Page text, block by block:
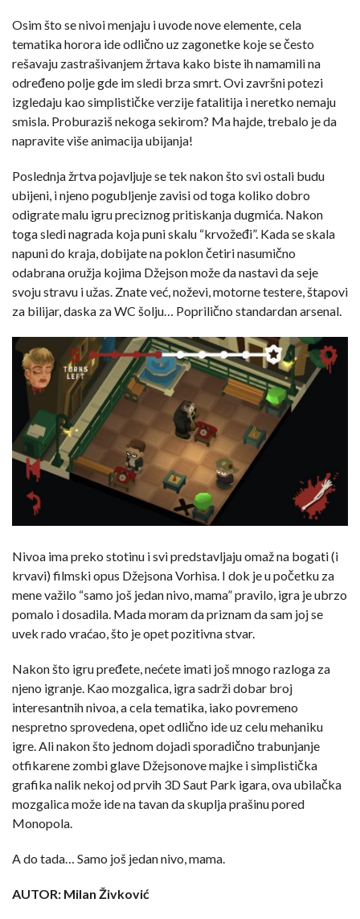
Osim što se nivoi menjaju i uvode nove elemente, cela
tematika horora ide odlično uz zagonetke koje se često
rešavaju zastrašivanjem žrtava kako biste ih namamili na
određeno polje gde im sledi brza smrt. Ovi završni potezi
izgledaju kao simplističke verzije fatalitija i neretko nemaju
smisla. Proburaziš nekoga sekirom? Ma hajde, trebalo je da
napravite više animacija ubijanja!
Poslednja žrtva pojavljuje se tek nakon što svi ostali budu
ubijeni, i njeno pogubljenje zavisi od toga koliko dobro
odigrate malu igru preciznog pritiskanja dugmića. Nakon
toga sledi nagrada koja puni skalu “krvožeđi”. Kada se skala
napuni do kraja, dobijate na poklon četiri nasumično
odabrana oružja kojima Džejson može da nastavi da seje
svoju stravu i užas. Znate već, noževi, motorne testere, štapovi
za bilijar, daska za WC šolju… Poprilično standardan arsenal.
Nivoa ima preko stotinu i svi predstavljaju omaž na bogati (i
krvavi) filmski opus Džejsona Vorhisa. I dok je u početku za
mene važilo “samo još jedan nivo, mama” pravilo, igra je ubrzo
pomalo i dosadila. Mada moram da priznam da sam joj se
uvek rado vraćao, što je opet pozitivna stvar.
Nakon što igru pređete, nećete imati još mnogo razloga za
njeno igranje. Kao mozgalica, igra sadrži dobar broj
interesantnih nivoa, a cela tematika, iako povremeno
nespretno sprovedena, opet odlično ide uz celu mehaniku
igre. Ali nakon što jednom dojadi sporadično trabunjanje
otfikarene zombi glave Džejsonove majke i simplistička
grafika nalik nekoj od prvih 3D Saut Park igara, ova ubilačka
mozgalica može ide na tavan da skuplja prašinu pored
Monopola.
A do tada… Samo još jedan nivo, mama.
AUTOR: Milan Živković